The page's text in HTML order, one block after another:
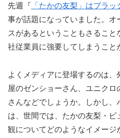
先週『 「たかの友梨」はブラッ
事が話題になっていました。オ
スがあるということもさること
社従業員に強要してしまうこと
よくメディアに登場するのは、
屋のゼンショーさん、ユニク
さんなどでしょうか。しかし
は、世間では、たかの友梨・
観についてどのようなイメージ